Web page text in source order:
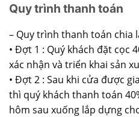
Quy trình thanh toán
– Quy trình thanh toán chia
• Đợt 1 : Quý khách đặt cọc
xác nhận và triển khai sản
• Đợt 2 : Sau khi cửa được
thì quý khách thanh toán
hôm sau xuống lắp dựng